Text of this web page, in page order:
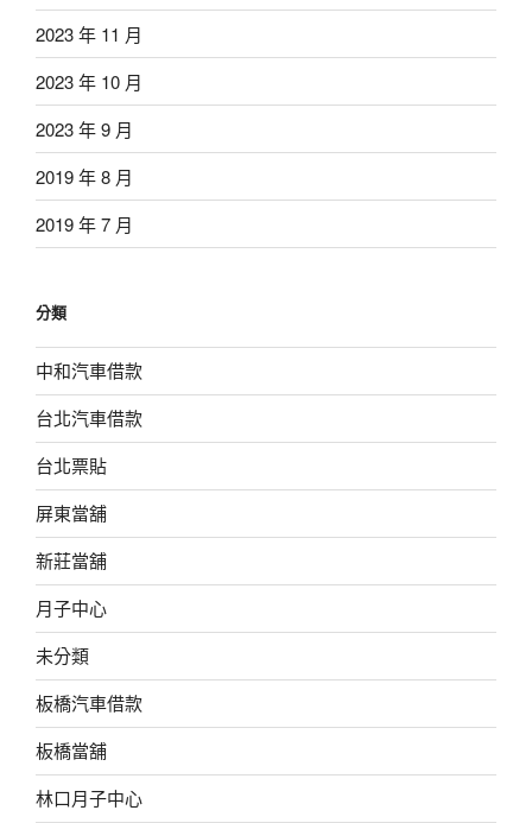
2023 年 11 月
2023 年 10 月
2023 年 9 月
2019 年 8 月
2019 年 7 月
分類
中和汽車借款
台北汽車借款
台北票貼
屏東當舖
新莊當舖
月子中心
未分類
板橋汽車借款
板橋當舖
林口月子中心